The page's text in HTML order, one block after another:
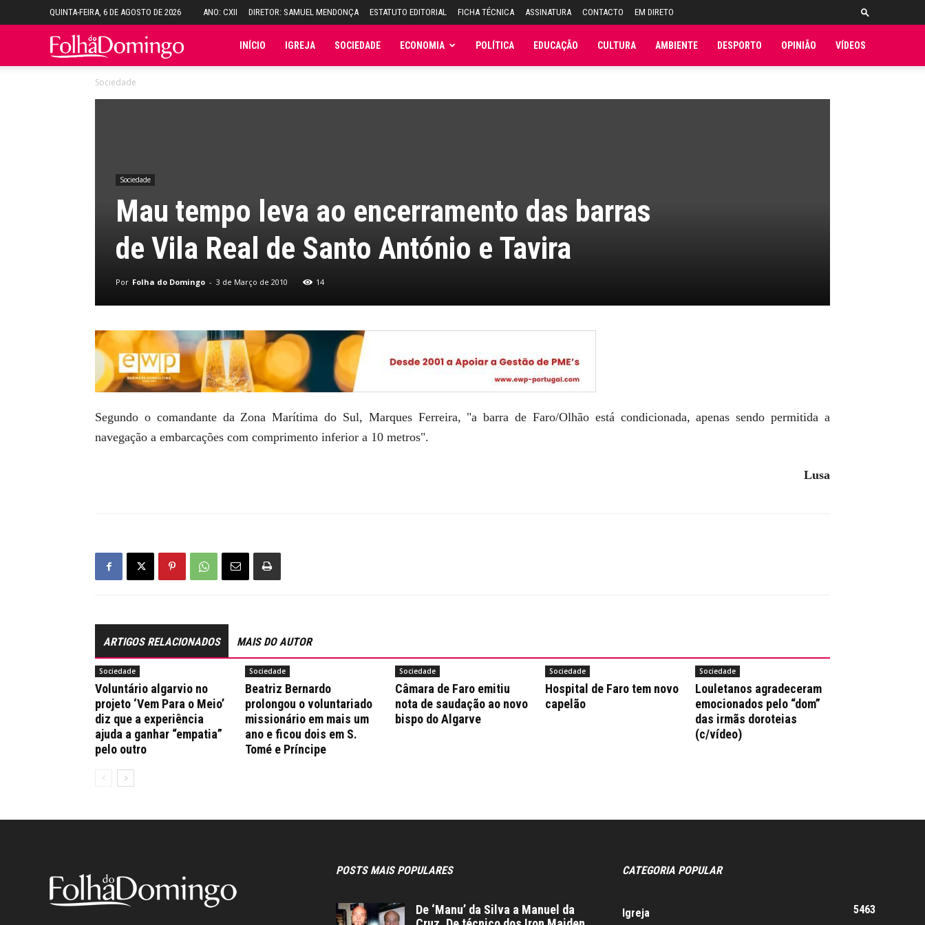
QUINTA-FEIRA, 6 DE AGOSTO DE 2026 ANO: CXII DIRETOR: SAMUEL MENDONÇA ESTATUTO EDITORIAL FICHA TÉCNICA ASSINATURA CONTACTO EM DIRETO
Folha INÍCIO IGREJA SOCIEDADE ECONOMIA POLÍTICA EDUCAÇÃO CULTURA AMBIENTE DESPORTO OPINIÃO VÍDEOS
Sociedade
Sociedade
Mau tempo leva ao encerramento das barras
de Vila Real de Santo António e Tavira
Por Folha do Domingo - 3 de Março de 2010 14
Segundo o comandante da Zona Marítima do Sul, Marques Ferreira, "a barra de Faro/Olhão está condicionada, apenas sendo permitida a
navegação a embarcações com comprimento inferior a 10 metros".
Lusa
ARTIGOS RELACIONADOS MAIS DO AUTOR
Sociedade
Voluntário algarvio no
projeto ‘Vem Para o Meio’
diz que a experiência
ajuda a ganhar “empatia”
pelo outro
Sociedade
Beatriz Bernardo
prolongou o voluntariado
missionário em mais um
ano e ficou dois em S.
Tomé e Príncipe
Sociedade
Câmara de Faro emitiu
nota de saudação ao novo
bispo do Algarve
Sociedade
Hospital de Faro tem novo
capelão
Sociedade
Louletanos agradeceram
emocionados pelo “dom”
das irmãs doroteias
(c/vídeo)
POSTS MAIS POPULARES
De ‘Manu’ da Silva a Manuel da
CATEGORIA POPULAR
Igreja
5463